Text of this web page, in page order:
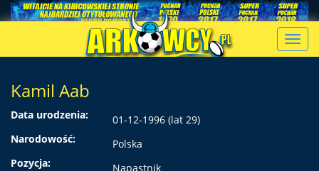
Kamil Aab
Data urodzenia:
01-12-1996 (lat 29)
Narodowość:
Polska
Pozycja:
Napastnik